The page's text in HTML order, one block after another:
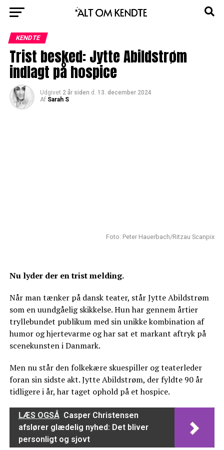
KENDTE
Trist besked: Jytte Abildstrøm
indlagt på hospice
Udgivet 2 år siden d. 13. december 2024
Af Sarah S
Foto: Peter Hauerbach/Ritzau Scanpix
Nu lyder der en trist melding.
Når man tænker på dansk teater, står Jytte Abildstrøm
som en uundgåelig skikkelse. Hun har gennem årtier
tryllebundet publikum med sin unikke kombination af
humor og hjertevarme og har sat et markant aftryk på
scenekunsten i Danmark.
Men nu står den folkekære skuespiller og teaterleder
foran sin sidste akt. Jytte Abildstrøm, der fyldte 90 år
tidligere i år, har taget ophold på et hospice.
LÆS OGSÅ Casper Christensen
afslører glædelig nyhed: Det bliver
personligt og sjovt